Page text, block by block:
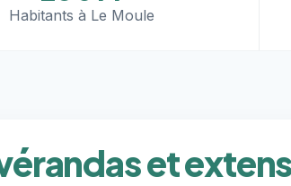
Habitants à Le Moule
et